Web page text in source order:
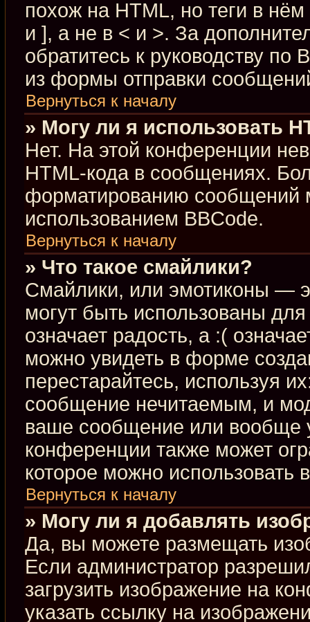
похож на HTML, но теги в
и ], а не в < и >. За
обратитесь к руководству по
из формы отправки
Вернуться к началу
» Могу ли я использовать
Нет. На этой конференции
HTML-кода в сообщениях.
форматированию сообщений
использованием BBCode.
Вернуться к началу
» Что такое смайлики?
Смайлики, или эмотиконы —
могут быть использованы
означает радость, а :(
можно увидеть в форме
перестарайтесь, используя
сообщение нечитаемым, и
ваше сообщение или вообще
конференции также может
которое можно использовать
Вернуться к началу
» Могу ли я добавлять
Да, вы можете размещать
Если администратор
загрузить изображение на
указать ссылку на